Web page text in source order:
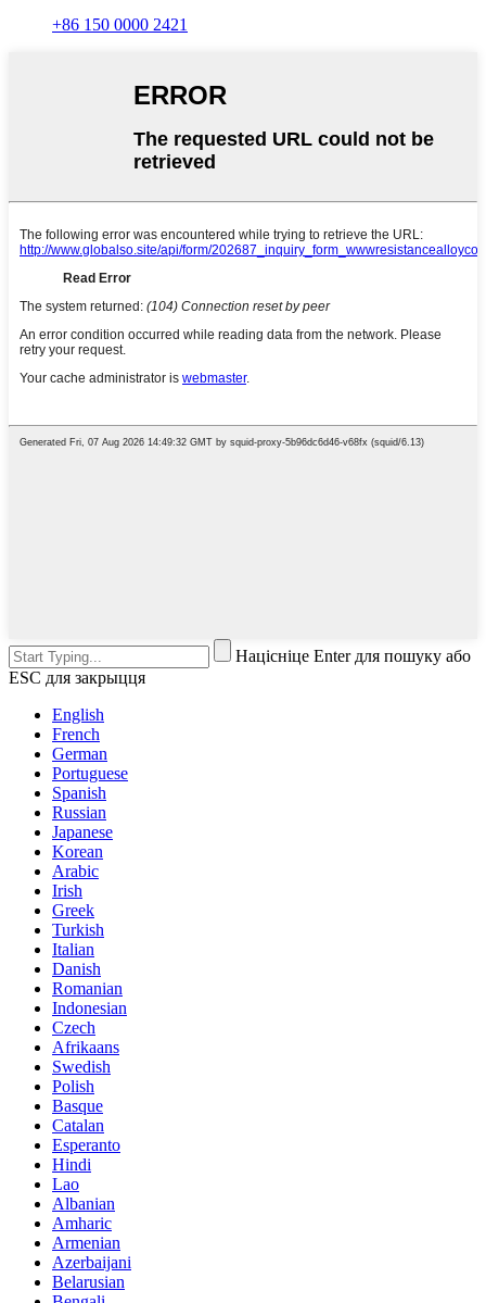
+86 150 0000 2421
Націсніце Enter для пошуку або
ESC для закрыцця
English
French
German
Portuguese
Spanish
Russian
Japanese
Korean
Arabic
Irish
Greek
Turkish
Italian
Danish
Romanian
Indonesian
Czech
Afrikaans
Swedish
Polish
Basque
Catalan
Esperanto
Hindi
Lao
Albanian
Amharic
Armenian
Azerbaijani
Belarusian